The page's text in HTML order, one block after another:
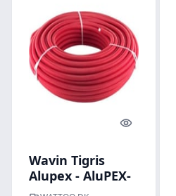
Quick look
Wavin Tigris
Alupex - AluPEX-
rr (rr-i-rr / 10 bar